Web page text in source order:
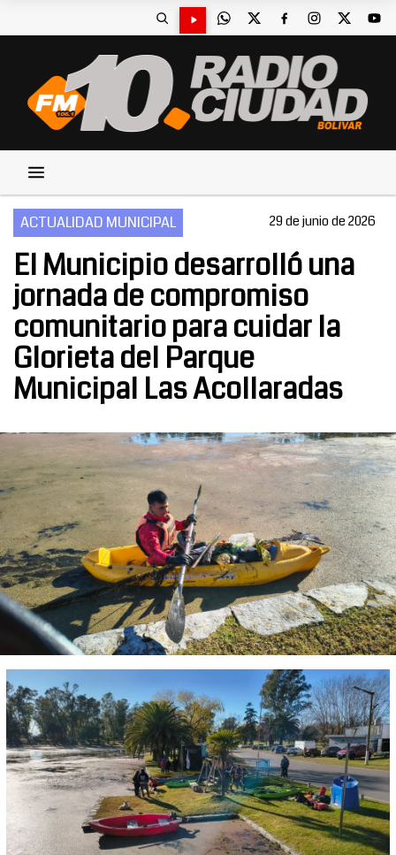
ACTUALIDAD MUNICIPAL 29 de junio de 2026
El Municipio desarrolló una
jornada de compromiso
comunitario para cuidar la
Glorieta del Parque
Municipal Las Acollaradas